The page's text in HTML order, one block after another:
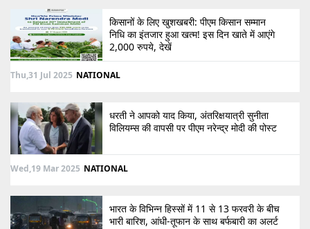
किसानों के लिए खुशखबरी: पीएम किसान सम्मान
निधि का इंतजार हुआ खत्म! इस दिन खाते में आएंगे
2,000 रुपये, देखें
Thu,31 Jul 2025 NATIONAL
धरती ने आपको याद किया, अंतरिक्षयात्री सुनीता
विलियम्स की वापसी पर पीएम नरेन्द्र मोदी की पोस्ट
Wed,19 Mar 2025 NATIONAL
भारत के विभिन्न हिस्सों में 11 से 13 फरवरी के बीच
भारी बारिश, आंधी-तूफान के साथ बर्फबारी का अलर्ट